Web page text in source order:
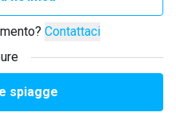
Contattaci
spiagge